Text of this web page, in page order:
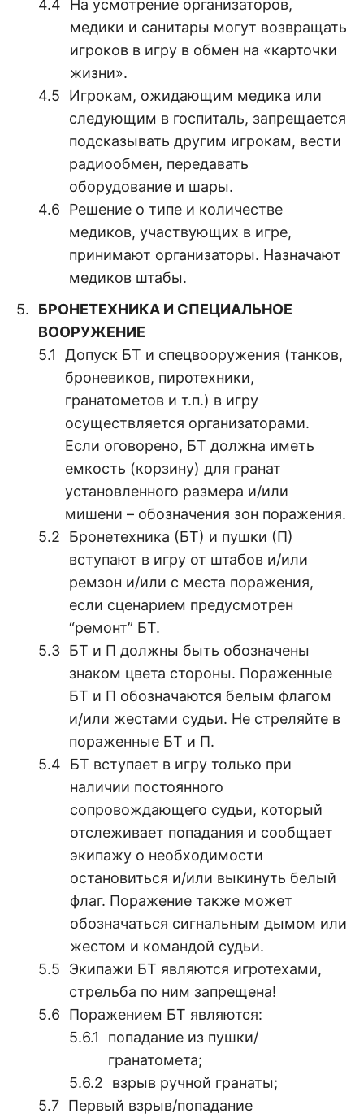
На усмотрение организаторов,
медики и санитары могут возвращать
игроков в игру в обмен на «карточки
жизни».
Игрокам, ожидающим медика или
следующим в госпиталь, запрещается
подсказывать другим игрокам, вести
радиообмен, передавать
оборудование и шары.
Решение о типе и количестве
медиков, участвующих в игре,
принимают организаторы. Назначают
медиков штабы.
БРОНЕТЕХНИКА И СПЕЦИАЛЬНОЕ
ВООРУЖЕНИЕ
Допуск БТ и спецвооружения (танков,
броневиков, пиротехники,
гранатометов и т.п.) в игру
осуществляется организаторами.
Если оговорено, БТ должна иметь
емкость (корзину) для гранат
установленного размера и/или
мишени – обозначения зон поражения.
Бронетехника (БТ) и пушки (П)
вступают в игру от штабов и/или
ремзон и/или с места поражения,
если сценарием предусмотрен
“ремонт” БТ.
БТ и П должны быть обозначены
знаком цвета стороны. Пораженные
БТ и П обозначаются белым флагом
и/или жестами судьи. Не стреляйте в
пораженные БТ и П.
БТ вступает в игру только при
наличии постоянного
сопровождающего судьи, который
отслеживает попадания и сообщает
экипажу о необходимости
остановиться и/или выкинуть белый
флаг. Поражение также может
обозначаться сигнальным дымом или
жестом и командой судьи.
Экипажи БТ являются игротехами,
стрельба по ним запрещена!
Поражением БТ являются:
попадание из пушки/
гранатомета;
взрыв ручной гранаты;
Первый взрыв/попадание